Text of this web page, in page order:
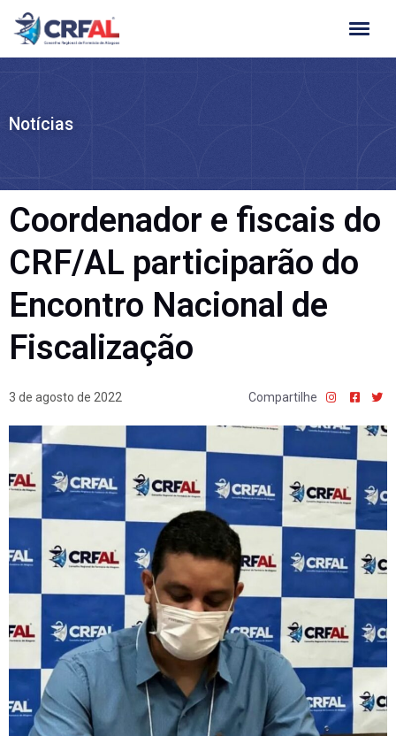
Ir
para
Notícias
Coordenador e fiscais do
CRF/AL participarão do
Encontro Nacional de
Fiscalização
3 de agosto de 2022 Compartilhe